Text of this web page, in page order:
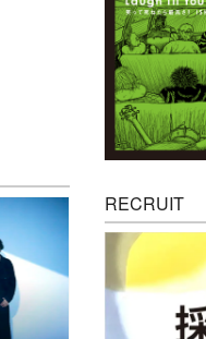
RECRUIT